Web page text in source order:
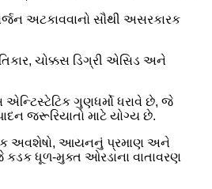
અટકાવવાનો સૌથી અસરકારક
ચોક્કસ ડિગ્રી એસિડ અને
એન્ટિસ્ટેટિક ગુણધર્મો ધરાવે છે, જે
જરૂરિયાતો માટે યોગ્ય છે.
અવશેષો, આયનનું પ્રમાણ અને
ધૂળ-મુક્ત ઓરડાના વાતાવરણ